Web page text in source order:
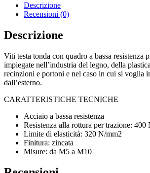
Descrizione
Recensioni (0)
Descrizione
Viti testa tonda con quadro a bassa resistenza
impiegate nell’industria del legno, della
recinzioni e portoni e nel caso in cui si voglia
dall’esterno.
CARATTERISTICHE TECNICHE
Acciaio a bassa resistenza
Resistenza alla rottura per trazione: 400
Limite di elasticità: 320 N/mm2
Finitura: zincata
Misure: da M5 a M10